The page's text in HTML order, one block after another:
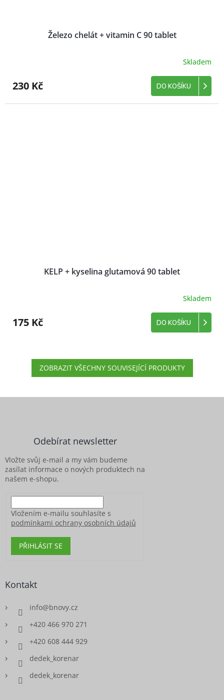
Železo chelát + vitamin C 90 tablet
Skladem
230 Kč DO KOŠÍKU
KELP + kyselina glutamová 90 tablet
Skladem
175 Kč DO KOŠÍKU
ZOBRAZIT VŠECHNY SOUVISEJÍCÍ PRODUKTY
Odebírat newsletter
Vložte svůj e-mail a my vám budeme
zasílat informace o nových produktech na
našem e-shopu.
Vložením e-mailu souhlasíte s
podmínkami ochrany osobních údajů
PŘIHLÁSIT SE
Kontakt
info@bnovy.cz
+420 466 970 271
+420 608 444 929
dedek_korenar
dedek_korenar